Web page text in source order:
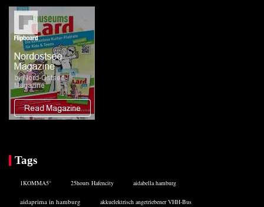
Tags
1KOMMA5° 25hours Hafencity aidabella hamburg
aidaprima in hamburg akkuelektrisch angetriebener VHH-Bus